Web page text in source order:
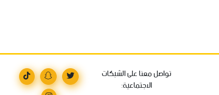
تواصل معنا على الشبكات
الاجتماعية: